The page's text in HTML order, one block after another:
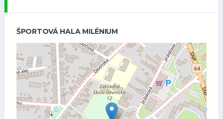
ŠPORTOVÁ HALA MILÉNIUM